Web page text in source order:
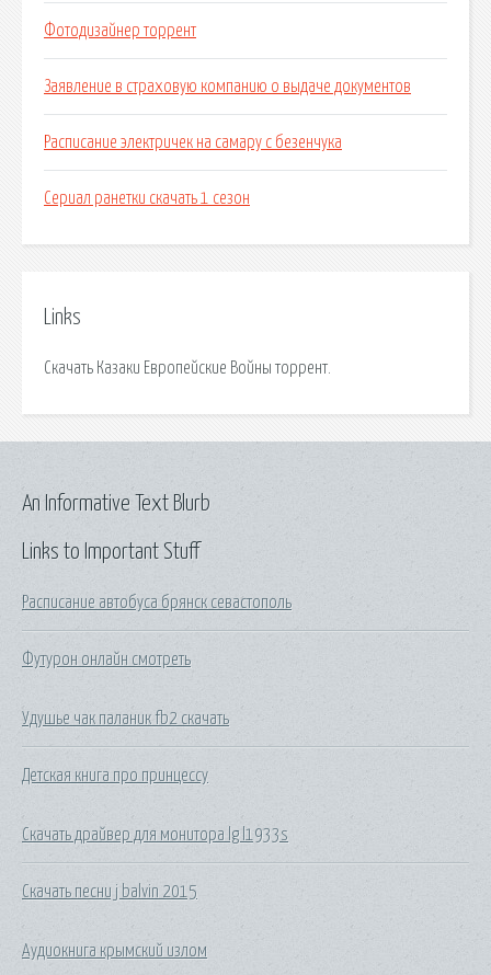
Фотодизайнер торрент
Заявление в страховую компанию о выдаче документов
Расписание электричек на самару с безенчука
Сериал ранетки скачать 1 сезон
Links
Скачать Казаки Европейские Войны торрент.
Links to Important Stuff
Расписание автобуса брянск севастополь
Футурон онлайн смотреть
Удушье чак паланик fb2 скачать
Детская книга про принцессу
Скачать драйвер для монитора lg l1933s
Скачать песни j balvin 2015
Аудиокнига крымский излом
An Informative Text Blurb